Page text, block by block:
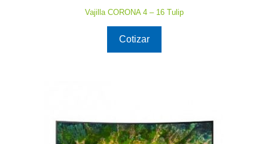
Vajilla CORONA 4 – 16 Tulip
Cotizar